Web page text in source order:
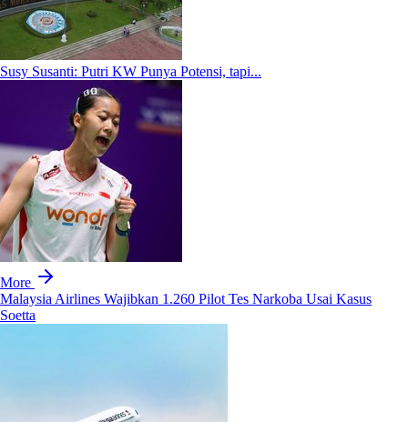
Susy Susanti: Putri KW Punya Potensi, tapi...
More
Malaysia Airlines Wajibkan 1.260 Pilot Tes Narkoba Usai Kasus
Soetta